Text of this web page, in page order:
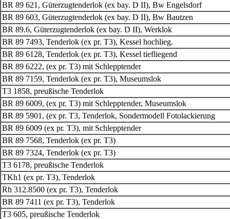
BR 89 621, Güterzugtenderlok (ex bay. D II), Bw Engelsdorf
BR 89 603, Güterzugtenderlok (ex bay. D II), Bw Bautzen
BR 89.6, Güterzugtenderlok (ex bay. D II), Werklok
BR 89 7493, Tenderlok (ex pr. T3), Kessel hochlieg.
BR 89 6128, Tenderlok (ex pr. T3), Kessel tiefliegend
BR 89 6222, (ex pr. T3) mit Schlepptender
BR 89 7159, Tenderlok (ex pr. T3), Museumslok
T3 1858, preußische Tenderlok
BR 89 6009, (ex pr. T3) mit Schlepptender, Museumslok
BR 89 5901, (ex pr. T3, Tenderlok, Sondermodell Fotolackierung
BR 89 6009 (ex pr. T3), mit Schlepptender
BR 89 7568, Tenderlok (ex pr. T3)
BR 89 7324, Tenderlok (ex pr. T3)
T3 6178, preußische Tenderlok
TKh1 (ex pr. T3), Tenderlok
Rh 312.8500 (ex pr. T3), Tenderlok
BR 89 7411 (ex pr. T3), Tenderlok
T3 605, preußische Tenderlok